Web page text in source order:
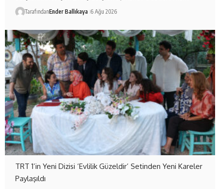
TarafındanEnder Ballıkaya 6 Ağu 2026
TRT 1’in Yeni Dizisi ‘Evlilik Güzeldir’ Setinden Yeni Kareler
Paylaşıldı